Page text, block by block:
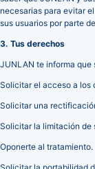
necesarias para evitar
sus usuarios por parte
3. Tus derechos
JUNLAN te informa que
Solicitar el acceso a los
Solicitar una
Solicitar la limitación de
Oponerte al tratamiento.